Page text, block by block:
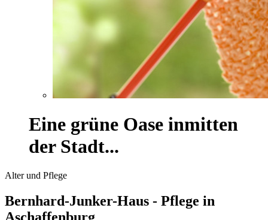
Eine grüne Oase inmitten
der Stadt...
Alter und Pflege
Bernhard-Junker-Haus - Pflege in